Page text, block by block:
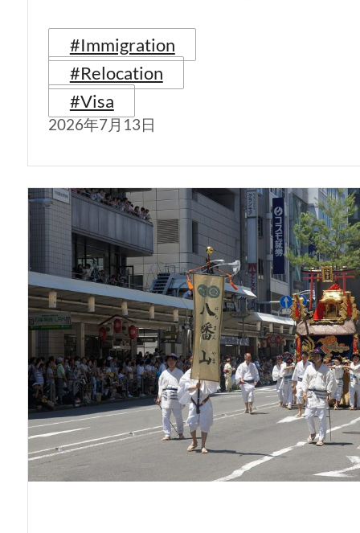
#Immigration
#Relocation
#Visa
2026年7月13日